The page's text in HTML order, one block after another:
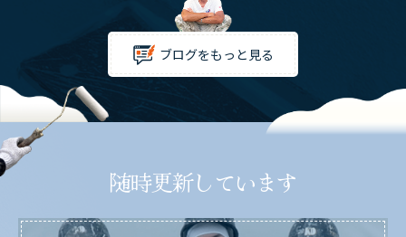
ブログをもっと見る
随時更新しています